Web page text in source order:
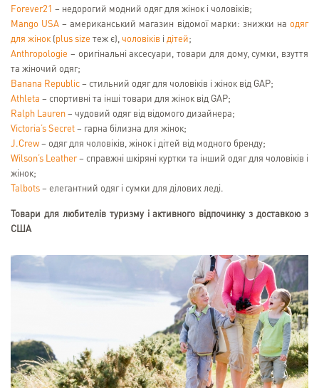
Forever21 – недорогий модний одяг для жінок і чоловіків;
Mango USA – американський магазин відомої марки: знижки наодяг
для жінок (plus size теж є), чоловіків і дітей;
Anthropologie – оригінальні аксесуари, товари для дому, сумки, взуття
та жіночий одяг;
Banana Republic – стильний одяг для чоловіків і жінок від GAP;
Athleta – спортивні та інші товари для жінок від GAP;
Ralph Lauren – чудовий одяг від відомого дизайнера;
Victoria’s Secret – гарна білизна для жінок;
J.Crew– одяг для чоловіків, жінок і дітей від модного бренду;
Wilson’s Leather– справжні шкіряні куртки та інший одяг для чоловіків і
жінок;
Talbots – елегантний одяг і сумки для ділових леді.
Товари для любителів туризму і активного відпочинку з доставкою з
США